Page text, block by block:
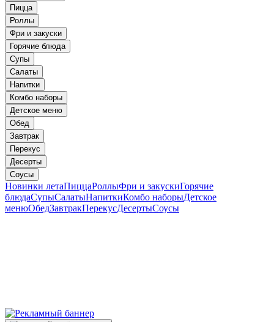
Пицца
Роллы
Фри и закуски
Горячие блюда
Супы
Салаты
Напитки
Комбо наборы
Детское меню
Обед
Завтрак
Перекус
Десерты
Соусы
Новинки летаПиццаРоллыФри и закускиГорячие
блюдаСупыСалатыНапиткиКомбо наборыДетское
менюОбедЗавтракПерекусДесертыСоусы